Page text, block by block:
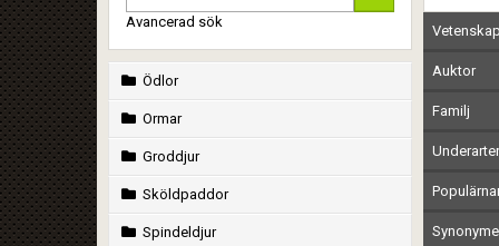
Avancerad sök
Ödlor
Ormar
Groddjur
Sköldpaddor
Spindeldjur
Auktor
Familj
Underarter